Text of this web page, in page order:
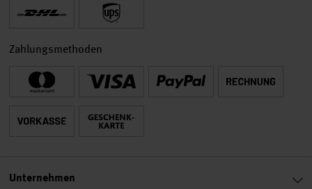
Zahlungsmethoden
Unternehmen